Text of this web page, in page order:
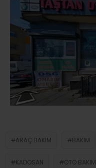
ARAÇ BAKIM BAKIM
KADOSAN OTO BAKIM